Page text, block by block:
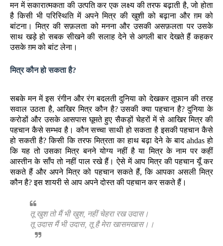
मन में सकारात्मकता की उत्पति कर एक लक्ष्य की तरफ बढ़ाती है, जो होता
है किसी भी परिस्थिति में अपने मित्र की खुशी को बढ़ाना और ग़म को
बांटना। मित्र की सफ़लता को मनना और उसकी असफ़लता पर उसके
साथ खड़े हो सबक सीखने की सलाह देने से अगली बार देखते हैं कहकर
उसके ग़म को बांट लेना।
मित्र कौन हो सकता है?
सबके मन में इस रंगीन और रंग बदलती दुनिया को देखकर तूफान की तरह
सवाल उठता है, आखिर मित्र कौन है? उसकी क्या पहचान है? दुनिया के
करोडों और उसके आसपास घूमते हुए सैकड़ों चेहरों में से आखिर मित्र की
पहचान कैसे सम्भव है। कौन सच्चा साथी हो सकता है इसकी पहचान कैसे
हो सकती है? किसी कि तरफ मित्रता का हाथ बढ़ा देने के बाद ahdas हो
कि यह तो उसका मित्र बनने योग्य नहीं है या मित्र के नाम पर कहीं
आस्तीन के साँप तो नहीं पाल रखे हैं। ऐसे में आप मित्र की पहचान यूँ कर
सकते हैं और अपने मित्र को पहचान सकते हैं, कि आपका असली मित्र
कौन है? इस शायरी से आप अपने दोस्त की पहचान कर सकते हैं।
तू खुश तो मैं भी खुश, नहीं चेहरा रख उदास।
तू उदास मैं भी उदास, तू है मेरा खासमखास।।